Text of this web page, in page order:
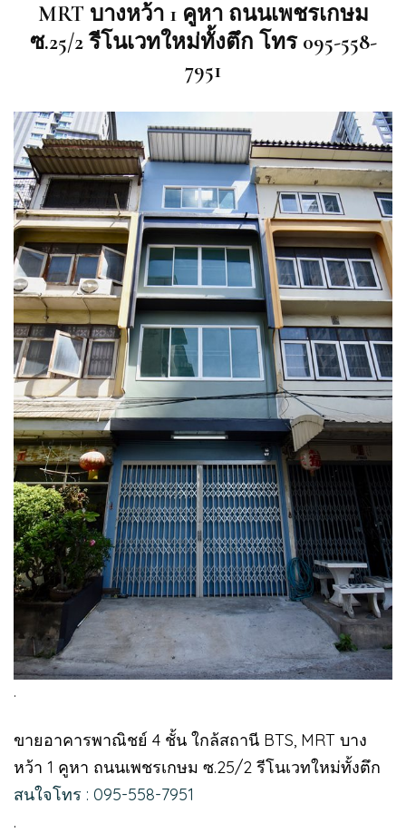
MRT บางหว้า 1 คูหา ถนนเพชรเกษม
ซ.25/2 รีโนเวทใหม่ทั้งตึก โทร 095-558-
7951
.
ขายอาคารพาณิชย์ 4 ชั้น ใกล้สถานี BTS, MRT บาง
หว้า 1 คูหา ถนนเพชรเกษม ซ.25/2 รีโนเวทใหม่ทั้งตึก
สนใจโทร : 095-558-7951
.